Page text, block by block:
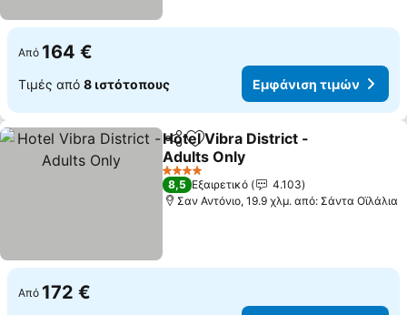
Από 164 €
Τιμές από 8 ιστότοπους Εμφάνιση τιμών
Κοινοποίηση
Προσθήκη στα αγαπημένα
Hotel Vibra District -
Adults Only
4 Αστέρια
8,5 Εξαιρετικό
4.103
Σαν Αντόνιο, 19.9 χλμ. από: Σάντα Οϊλάλια
Από 172 €